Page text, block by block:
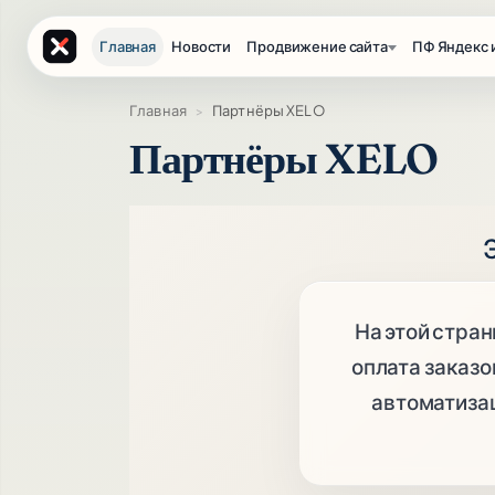
Главная Новости Продвижение сайта ПФ Яндекс
Главная Партнёры XELO
Партнёры XELO
На этой
оплата